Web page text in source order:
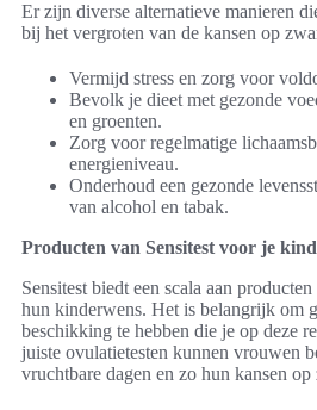
Er zijn diverse alternatieve manieren
bij het vergroten van de kansen op
Vermijd stress en zorg voor
Bevolk je dieet met gezonde
en groenten.
Zorg voor regelmatige
energieniveau.
Onderhoud een gezonde
van alcohol en tabak.
Producten van Sensitest voor je
Sensitest biedt een scala aan
hun kinderwens. Het is belangrijk om
beschikking te hebben die je op deze
juiste ovulatietesten kunnen vrouwen
vruchtbare dagen en zo hun kansen